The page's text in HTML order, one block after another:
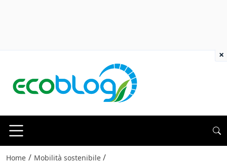
Home / Mobilità sostenibile /
×